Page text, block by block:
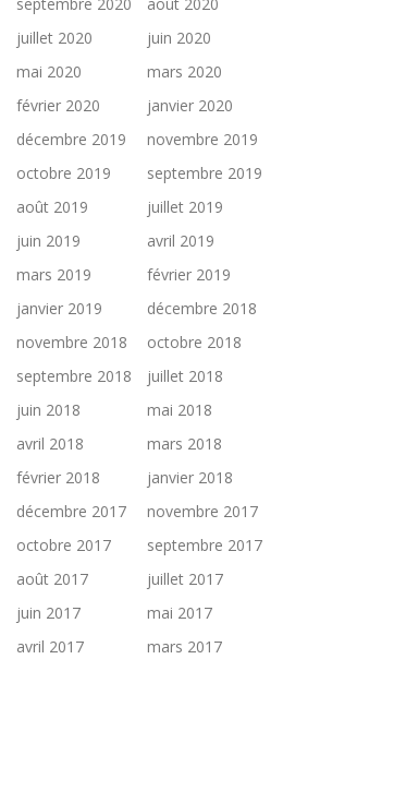
juillet 2020
juin 2020
mai 2020
mars 2020
février 2020
janvier 2020
décembre 2019
novembre 2019
octobre 2019
septembre 2019
août 2019
juillet 2019
juin 2019
avril 2019
mars 2019
février 2019
janvier 2019
décembre 2018
novembre 2018
octobre 2018
septembre 2018
juillet 2018
juin 2018
mai 2018
avril 2018
mars 2018
février 2018
janvier 2018
décembre 2017
novembre 2017
octobre 2017
septembre 2017
août 2017
juillet 2017
juin 2017
mai 2017
avril 2017
mars 2017